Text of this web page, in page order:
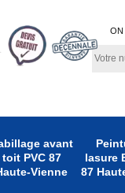
ON
avant
toit PVC 87
Vienne
lasure
87